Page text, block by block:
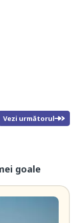
Vezi următorul
goale